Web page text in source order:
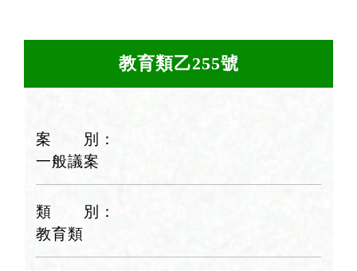
教育類乙255號
案 別：
一般議案
類 別：
教育類